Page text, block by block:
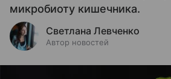
микробиоту кишечника.
Светлана Левченко
Автор новостей